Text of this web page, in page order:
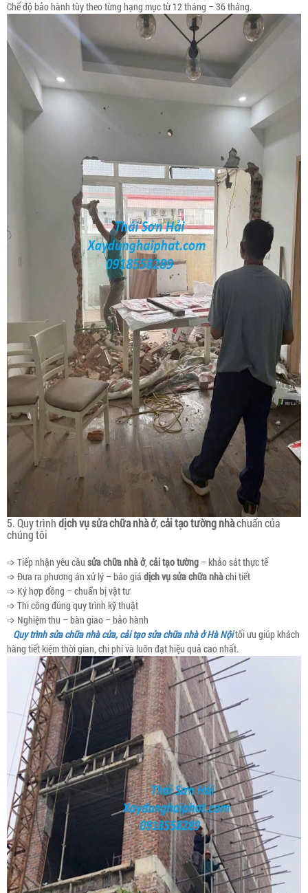
Chế độ bảo hành tùy theo từng hạng mục từ 12 tháng – 36 tháng.
5. Quy trìnhdịch vụ sửa chữa nhà ở,cải tạo tường nhàchuẩn của
chúng tôi
➩ Tiếp nhận yêu cầu sửa chữa nhà ở, cải tạo tường – khảo sát thực tế
➩ Đưa ra phương án xử lý – báo giá dịch vụ sửa chữa nhàchi tiết
➩ Ký hợp đồng – chuẩn bị vật tư
➩ Thi công đúng quy trình kỹ thuật
➩ Nghiệm thu – bàn giao – bảo hành
Quy trình sửa chữa nhà cửa, cải tạo sửa chữa nhà ở Hà Nộitối ưu giúp khách
hàng tiết kiệm thời gian, chi phí và luôn đạt hiệu quả cao nhất.